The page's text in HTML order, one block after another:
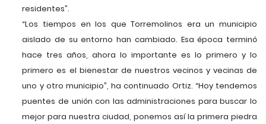
residentes”.
“Los tiempos en los que Torremolinos era un municipio
aislado de su entorno han cambiado. Esa época terminó
hace tres años, ahora lo importante es lo primero y lo
primero es el bienestar de nuestros vecinos y vecinas de
uno y otro municipio”, ha continuado Ortiz. “Hoy tendemos
puentes de unión con las administraciones para buscar lo
mejor para nuestra ciudad, ponemos así la primera piedra